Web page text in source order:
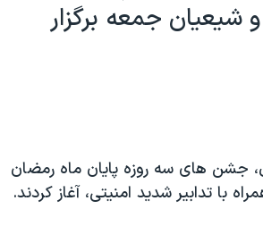
شيعيان جمعه برگزار
جشن های سه روزه پايان ماه رمضان
با تدابير شديد امنيتی، آغاز کردند.